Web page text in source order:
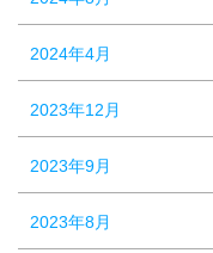
2024年4月
2023年12月
2023年9月
2023年8月